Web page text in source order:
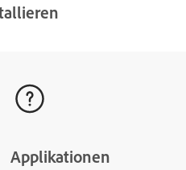
Applikationen